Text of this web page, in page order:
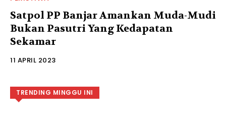
Satpol PP Banjar Amankan Muda-Mudi
Bukan Pasutri Yang Kedapatan
Sekamar
11 APRIL 2023
TRENDING MINGGU INI